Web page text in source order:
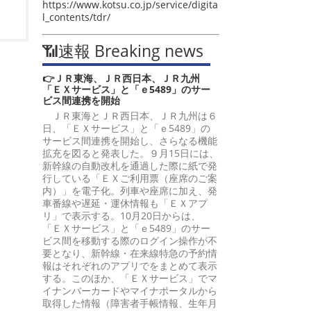
https://www.kotsu.co.jp/service/digita
l_contents/tdr/
📶速報 Breaking news
👉ＪＲ東海、ＪＲ西日本、ＪＲ九州
「ＥＸサービス」と「ｅ5489」のサー
ビス間連携を開始
ＪＲ東海とＪＲ西日本、ＪＲ九州は６
日、「ＥＸサービス」と「ｅ5489」の
サービス間連携を開始し、さらなる機能
拡充を図ると発表した。９月15日には、
新幹線の自動改札を通過した際に紙で発
行している「ＥＸご利用票（座席のご案
内）」を電子化。列車や座席に加え、発
車番線や遅延・運休情報も「ＥＸアプ
リ」で表示する。10月20日からは、
「ＥＸサービス」と「ｅ5489」のサー
ビス間を移動する際のログイン操作が不
要となり、新幹線・在来線特急の予約情
報はそれぞれのアプリでをまとめて表示
する。このほか、「ＥＸサービス」でマ
イナンバーカードやマイナポータルから
取得した情報（障害者手帳情報、生年月